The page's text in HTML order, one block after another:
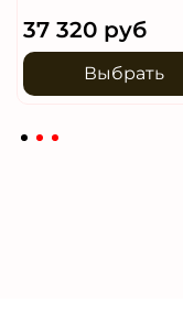
37 320 руб
Выбрать